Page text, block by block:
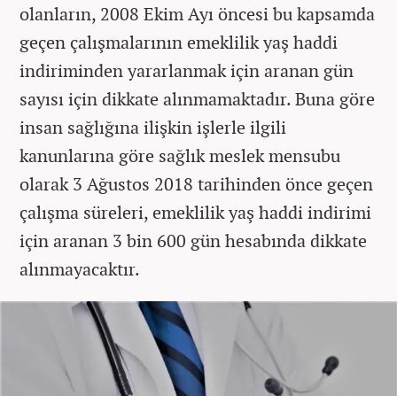
olanların, 2008 Ekim Ayı öncesi bu kapsamda
geçen çalışmalarının emeklilik yaş haddi
indiriminden yararlanmak için aranan gün
sayısı için dikkate alınmamaktadır. Buna göre
insan sağlığına ilişkin işlerle ilgili
kanunlarına göre sağlık meslek mensubu
olarak 3 Ağustos 2018 tarihinden önce geçen
çalışma süreleri, emeklilik yaş haddi indirimi
için aranan 3 bin 600 gün hesabında dikkate
alınmayacaktır.